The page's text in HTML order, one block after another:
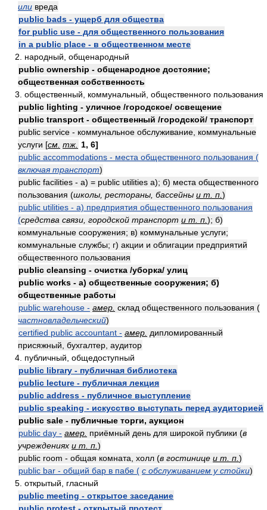
или вреда
public bads - ущерб для общества
for public use - для общественного пользования
in a public place - в общественном месте
2. народный, общенародный
public ownership - общенародное достояние;
общественная собственность
3. общественный, коммунальный, общественного пользования
public lighting - уличное /городское/ освещение
public transport - общественный /городской/ транспорт
public service - коммунальное обслуживание, коммунальные
услуги [см. тж.
1, 6]
public accommodations - места общественного пользования (
включая транспорт)
public facilities - а) = public utilities а); б) места общественного
пользования (школы, рестораны, бассейны и т. п. )
public utilities - а) предприятия общественного пользования
(средства связи, городской транспорт и т. п. ); б)
коммунальные сооружения; в) коммунальные услуги;
коммунальные службы; г) акции и облигации предприятий
общественного пользования
public cleansing - очистка /уборка/ улиц
public works - а) общественные сооружения; б)
общественные работы
public warehouse - амер. склад общественного пользования (
частновладельческий)
certified public accountant - амер. дипломированный
присяжный, бухгалтер, аудитор
4. публичный, общедоступный
public library - публичная библиотека
public lecture - публичная лекция
public address - публичное выступление
public speaking - искусство выступать перед аудиторией
public sale - публичные торги, аукцион
public day - амер. приёмный день для широкой публики (в
учреждениях и т. п. )
public room - общая комната, холл (в гостинице и т. п. )
public bar - общий бар в пабе ( с обслуживанием у стойки)
5. открытый, гласный
public meeting - открытое заседание